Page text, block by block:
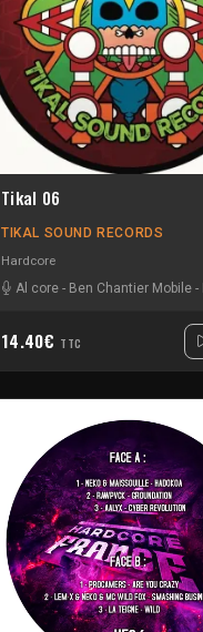
Tikal 06
TIKAL SOUND RECORDS
Hardcore
Al core - Ben Chantier Mobile -
14.40€ TTC